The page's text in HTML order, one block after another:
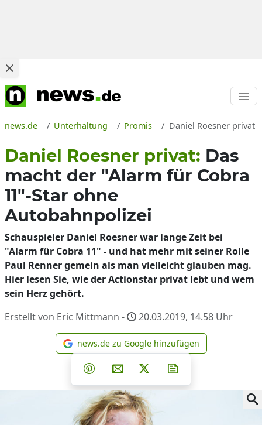
news.de Unterhaltung Promis Daniel Roesner privat
Daniel Roesner privat: Das
macht der "Alarm für Cobra
11"-Star ohne
Autobahnpolizei
Schauspieler Daniel Roesner war lange Zeit bei
"Alarm für Cobra 11" - und hat mehr mit seiner Rolle
Paul Renner gemein als man vielleicht glauben mag.
Hier lesen Sie, wie der Actionstar privat lebt und wem
sein Herz gehört.
Erstellt von Eric Mittmann -
20.03.2019, 14.58 Uhr
news.de zu Google
news.de zu Google hinzufügen
Teilen auf Facebook
Teilen auf Whatsapp
Teilen auf Telegram
Teilen auf Pinterest
Per E-Mail teilen
Post auf X